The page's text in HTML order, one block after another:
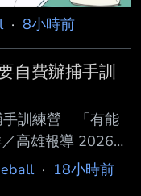
· 8小時前
自費辦捕手訓
手訓練營 「有能
高雄報導 2026年
育已經兩年沒有
· 18小時前